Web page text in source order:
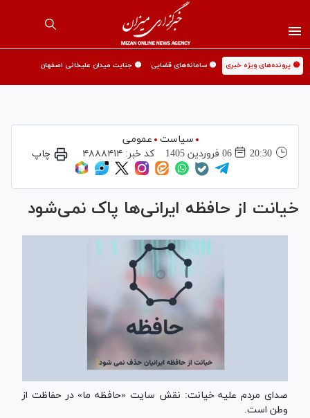
🟡 پرونده‌های ویژه خبری 🟡 سامانه‌های قضایی 🟡 جنایت میدان علیخانی اصفهان
سیاست
عمومی
20:30
06 فروردين 1405 کد خبر:۴۸۸۸۴۱۴ چاپ
خیانت از حافظه ایرانی‌ها پاک نمی‌شود
صدای مردم علیه خیانت: نقش سایت «حافظه ما» در حفاظت از
وطن است.